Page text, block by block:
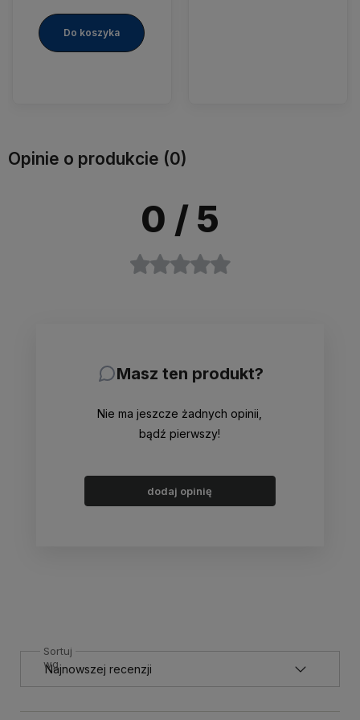
Do koszyka
Opinie o produkcie (0)
0 / 5
Masz ten produkt?
Nie ma jeszcze żadnych opinii,
bądź pierwszy!
dodaj opinię
Sortuj
wg